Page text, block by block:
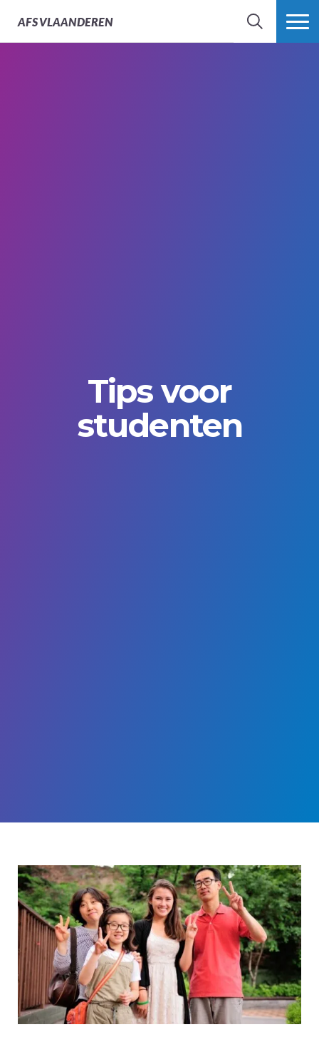
AFSVLAANDEREN
ZOEK MEER
Tips voor
studenten